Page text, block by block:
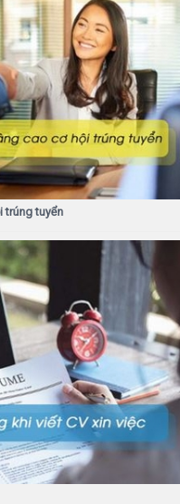
trúng tuyển